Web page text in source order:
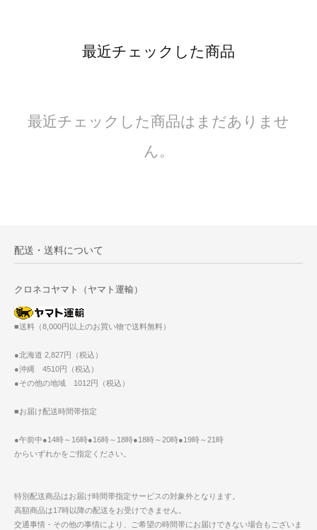
最近チェックした商品
最近チェックした商品はまだありませ
ん。
配送・送料について
クロネコヤマト（ヤマト運輸）
■送料（8,000円以上のお買い物で送料無料）
●北海道 2,827円（税込）
●沖縄 4510円（税込）
●その他の地域 1012円（税込）
■お届け配送時間帯指定
●午前中●14時～16時●16時～18時●18時～20時●19時～21時
からいずれかをご指定ください。
特別配送商品はお届け時間帯指定サービスの対象外となります。
高額商品は17時以降の配送をお受けできません。
交通事情・その他の事情により、ご希望の時間帯にお届けできない場合もございま